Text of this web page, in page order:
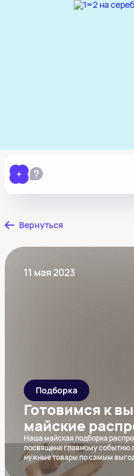
Вернуться
11 мая 2023
Подборка
Готовимся к
майские
Наша майская подборка
посвящена главному событию
нужные товары по самым